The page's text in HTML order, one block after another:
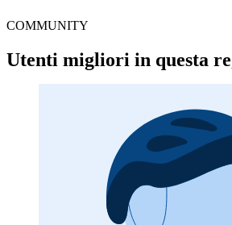
COMMUNITY
Utenti migliori in questa